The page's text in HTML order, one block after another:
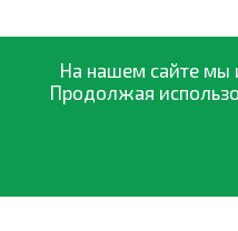
На нашем сайте мы
Продолжая